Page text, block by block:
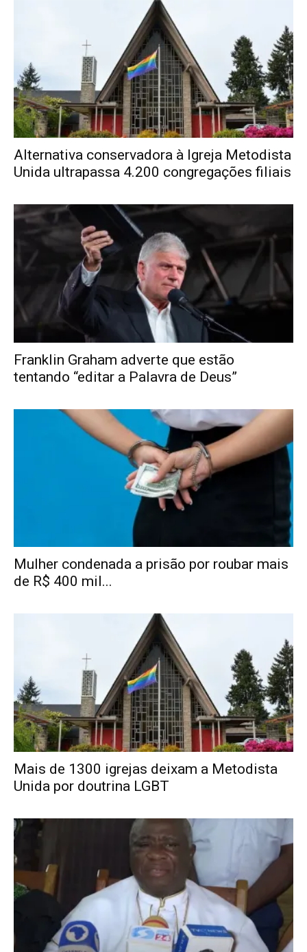
Alternativa conservadora à Igreja Metodista
Unida ultrapassa 4.200 congregações filiais
Franklin Graham adverte que estão
tentando “editar a Palavra de Deus”
Mulher condenada a prisão por roubar mais
de R$ 400 mil...
Mais de 1300 igrejas deixam a Metodista
Unida por doutrina LGBT